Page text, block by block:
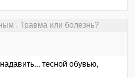
. Травма или болезнь?
тесной обувью,